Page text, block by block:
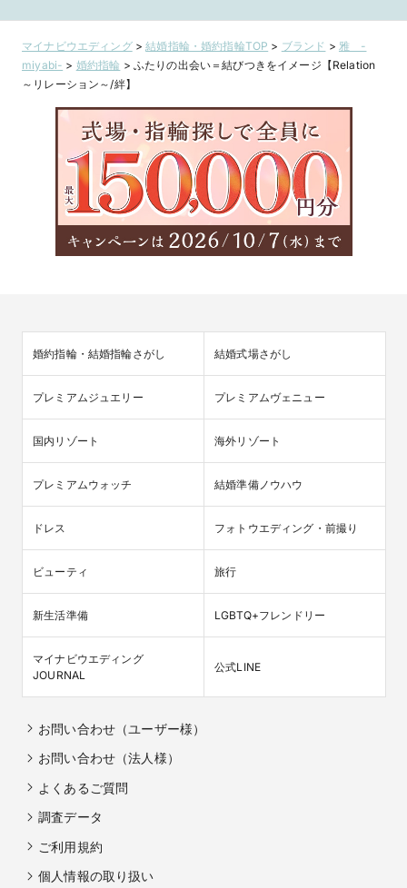
リー～
マイナビウエディング>結婚指輪・婚約指輪TOP > ブランド > 雅 -
miyabi- > 婚約指輪 > ふたりの出会い＝結びつきをイメージ【Relation
～リレーション～/絆】
婚約指輪・結婚指輪さがし 結婚式場さがし
プレミアムジュエリー プレミアムヴェニュー
国内リゾート 海外リゾート
プレミアムウォッチ 結婚準備ノウハウ
ドレス フォトウエディング・前撮り
ビューティ 旅行
新生活準備 LGBTQ+フレンドリー
マイナビウエディング
JOURNAL
公式LINE
お問い合わせ（ユーザー様）
お問い合わせ（法人様）
よくあるご質問
調査データ
ご利用規約
個人情報の取り扱い